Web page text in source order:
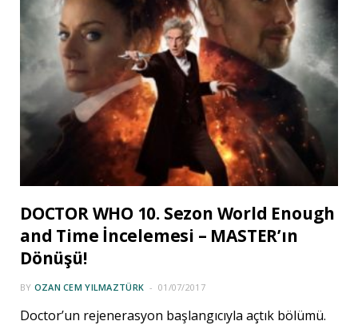
DOCTOR WHO 10. Sezon World Enough
and Time İncelemesi – MASTER’ın
Dönüşü!
BY OZAN CEM YILMAZTÜRK 01/07/2017
Doctor’un rejenerasyon başlangıcıyla açtık bölümü.